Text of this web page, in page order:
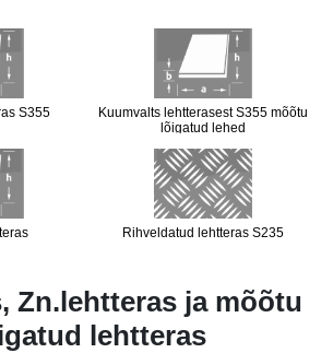
S355
Kuumvalts lehtterasest S355 mõõtu
lõigatud lehed
Rihveldatud lehtteras S235
Zn.lehtteras ja mõõtu
lehtteras